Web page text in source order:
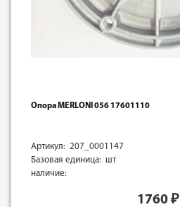
Опора MERLONI 056 17601110
Артикул: 207_0001147
Базовая единица: шт
наличие:
1760₽